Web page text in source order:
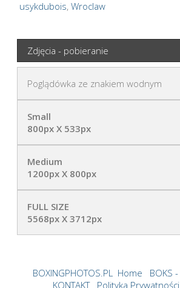
usykdubois, Wroclaw
Zdjęcia - pobieranie
Poglądówka ze znakiem wodnym
Small
800px X 533px
Medium
1200px X 800px
FULL SIZE
5568px X 3712px
BOXINGPHOTOS.PL Home BOKS -
KONTAKT
Polityka